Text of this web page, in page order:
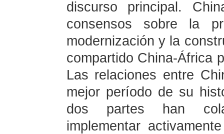
discurso principal.
consensos sobre la
modernización y la
compartido China-África
Las relaciones entre
mejor período de su
dos partes han
implementar